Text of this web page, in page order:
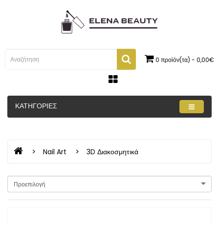
0 προϊόν(τα) - 0,00€
ΚΑΤΗΓΟΡΊΕΣ
Nail Art 3D Διακοσμητικά